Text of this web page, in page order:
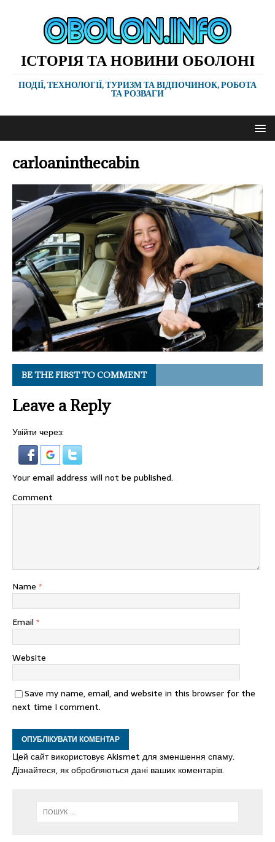
ІСТОРІЯ ТА НОВИНИ ОБОЛОНІ
ПОДІЇ, ТЕХНОЛОГІЇ, ТУРИЗМ ТА ВІДПОЧИНОК, РОБОТА
ТА РОЗВАГИ
carloaninthecabin
BE THE FIRST TO COMMENT
Leave a Reply
Увійти через:
Your email address will not be published.
Comment
Name *
Email *
Website
Save my name, email, and website in this browser for the
next time I comment.
Цей сайт використовує Akismet для зменшення спаму.
Дізнайтеся, як обробляються дані ваших коментарів.